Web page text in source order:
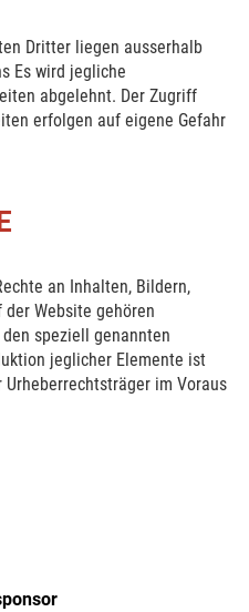
Dritter liegen ausserhalb
Es wird jegliche
abgelehnt. Der Zugriff
erfolgen auf eigene Gefahr
an Inhalten, Bildern,
Website gehören
speziell genannten
jeglicher Elemente ist
im Voraus